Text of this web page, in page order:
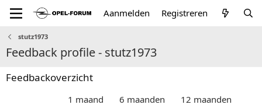
Aanmelden Registreren
stutz1973
Feedback profile - stutz1973
Feedbackoverzicht
1 maand 6 maanden
12 maanden